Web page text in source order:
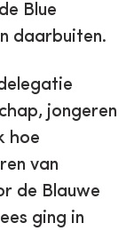
Blue
daarbuiten.
jongeren
hoe
van
de Blauwe
ging in